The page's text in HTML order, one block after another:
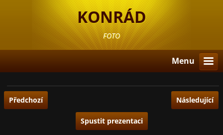
KONRÁD
FOTO
Menu
Předchozí Následující
Spustit prezentaci